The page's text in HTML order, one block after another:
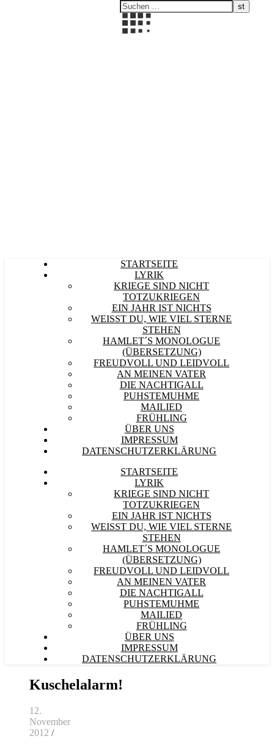
STARTSEITE
LYRIK
KRIEGE SIND NICHT
TOTZUKRIEGEN
EIN JAHR IST NICHTS
WEISST DU, WIE VIEL STERNE S
TEHEN
HAMLET´S MONOLOGUE
(ÜBERSETZUNG)
FREUDVOLL UND LEIDVOLL
AN MEINEN VATER
DIE NACHTIGALL
PUHSTEMUHME
MAILIED
FRÜHLING
ÜBER UNS
IMPRESSUM
DATENSCHUTZERKLÄRUNG
STARTSEITE
LYRIK
KRIEGE SIND NICHT
TOTZUKRIEGEN
EIN JAHR IST NICHTS
WEISST DU, WIE VIEL STERNE S
TEHEN
HAMLET´S MONOLOGUE
(ÜBERSETZUNG)
FREUDVOLL UND LEIDVOLL
AN MEINEN VATER
DIE NACHTIGALL
PUHSTEMUHME
MAILIED
FRÜHLING
ÜBER UNS
IMPRESSUM
DATENSCHUTZERKLÄRUNG
Kuschelalarm!
12.
November
2012 /